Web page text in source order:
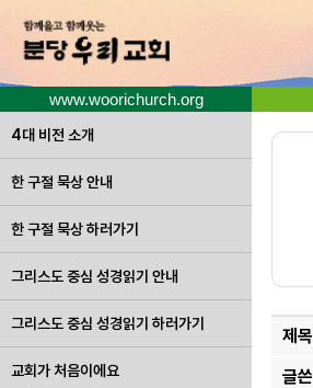
www.woorichurch.org
4대 비전 소개
한 구절 묵상 안내
한 구절 묵상 하러가기
그리스도 중심 성경읽기 안내
그리스도 중심 성경읽기 하러가기
교회가 처음이에요
제목
글쓴